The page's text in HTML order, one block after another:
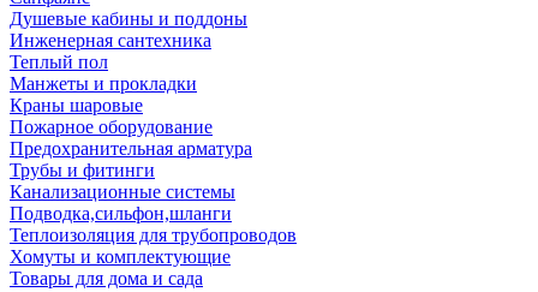
Душевые кабины и поддоны
Инженерная сантехника
Теплый пол
Манжеты и прокладки
Краны шаровые
Пожарное оборудование
Предохранительная арматура
Трубы и фитинги
Канализационные системы
Подводка,сильфон,шланги
Теплоизоляция для трубопроводов
Хомуты и комплектующие
Товары для дома и сада